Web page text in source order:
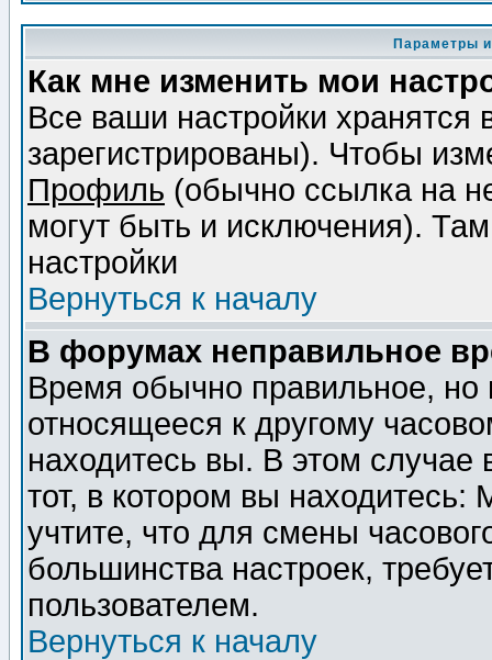
Параметры
Как мне изменить мои
Все ваши настройки
зарегистрированы). Чтобы
Профиль (обычно ссылка на
могут быть и исключения).
настройки
Вернуться к началу
В форумах неправильное
Время обычно правильное,
относящееся к другому
находитесь вы. В этом
тот, в котором вы
учтите, что для смены
большинства настроек,
пользователем.
Вернуться к началу